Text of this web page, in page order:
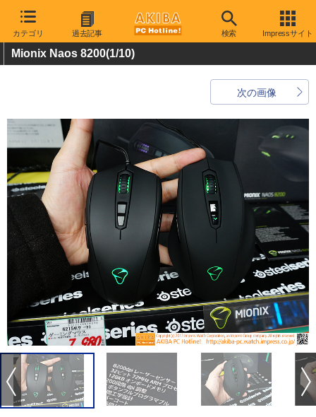
カテゴリ 過去記事 検索 Impressサイト
Mionix Naos 8200(1/10)
次の画像